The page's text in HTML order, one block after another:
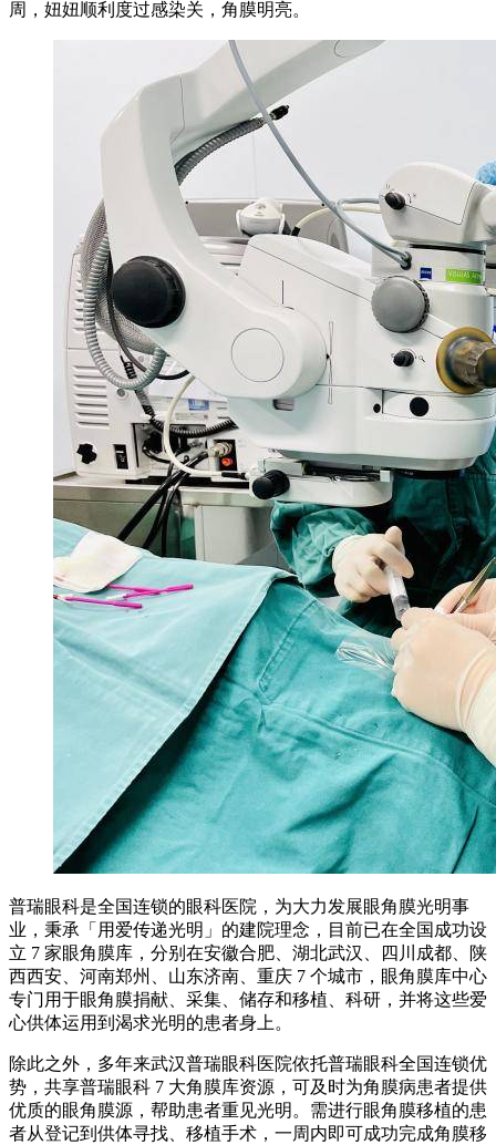
周，妞妞顺利度过感染关，角膜明亮。
普瑞眼科是全国连锁的眼科医院，为大力发展眼角膜光明事
业，秉承「用爱传递光明」的建院理念，目前已在全国成功设
立 7 家眼角膜库，分别在安徽合肥、湖北武汉、四川成都、陕
西西安、河南郑州、山东济南、重庆 7 个城市，眼角膜库中心
专门用于眼角膜捐献、采集、储存和移植、科研，并将这些爱
心供体运用到渴求光明的患者身上。
除此之外，多年来武汉普瑞眼科医院依托普瑞眼科全国连锁优
势，共享普瑞眼科 7 大角膜库资源，可及时为角膜病患者提供
优质的眼角膜源，帮助患者重见光明。需进行眼角膜移植的患
者从登记到供体寻找、移植手术，一周内即可成功完成角膜移